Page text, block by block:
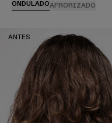
ONDULADOAFRO RIZADO
ANTES